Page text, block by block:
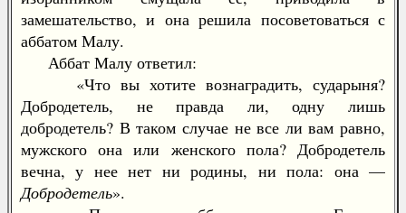
замешательство, и она решила посоветоваться с
аббатом Малу.
Аббат Малу ответил:
«Что вы хотите вознаградить, сударыня?
Добродетель, не правда ли, одну лишь
добродетель? В таком случае не все ли вам равно,
мужского она или женского пола? Добродетель
вечна, у нее нет ни родины, ни пола: она —
Добродетель».